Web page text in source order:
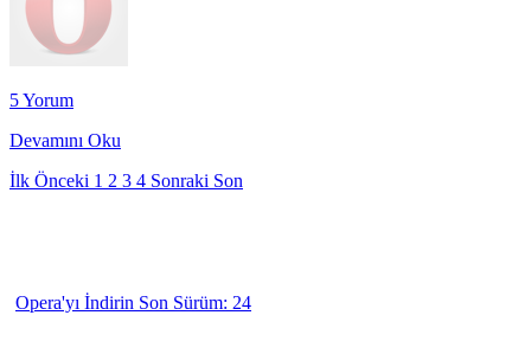
5 Yorum
Devamını Oku
İlk Önceki 1 2 3 4 Sonraki Son
Opera'yı İndirin Son Sürüm: 24